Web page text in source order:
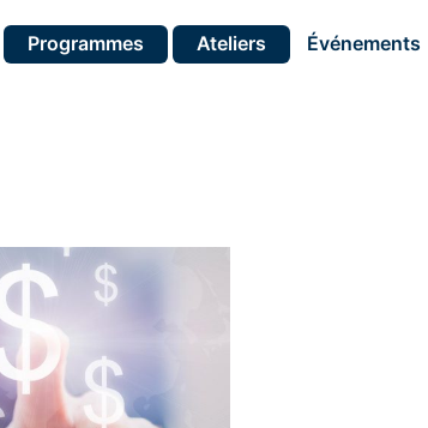
Programmes Ateliers Événements